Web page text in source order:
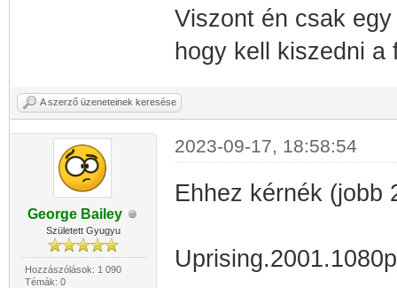
Viszont én csak
hogy kell kiszedni
A szerző üzeneteinek keresése
George Bailey
Született Gyugyu
Hozzászólások: 1 090
Témák: 0
2023-09-17, 18:58:54
Ehhez kérnék